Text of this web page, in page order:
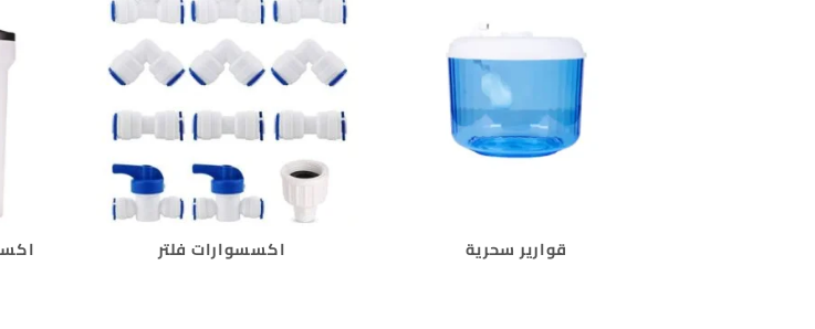
قوارير سحرية اكسسوارات فلتر